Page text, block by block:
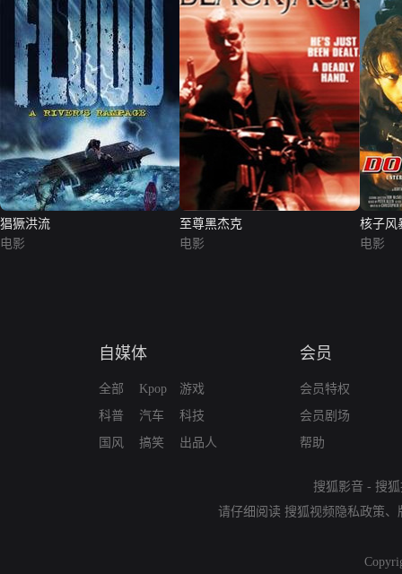
猖獗洪流
电影
至尊黑杰克
电影
核子风
电影
自媒体
全部
科普
国风
Kpop
汽车
搞笑
游戏
科技
出品人
会员
会员特权
会员剧场
帮助
搜狐影音 - 搜
请仔细阅读 搜狐视频隐私政策、